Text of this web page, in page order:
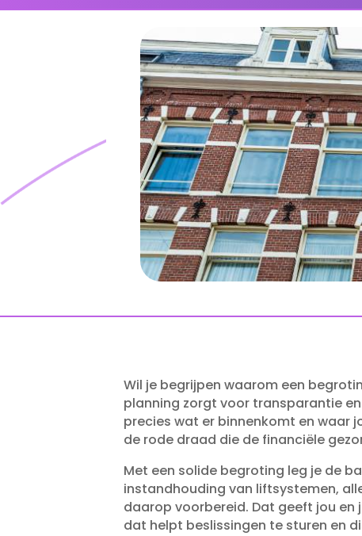
Wil je begrijpen waarom een
planning zorgt voor transparantie
precies wat er binnenkomt en waar
de rode draad die de financiële
Met een solide begroting leg je de
instandhouding van liftsystemen,
daarop voorbereid.​ Dat geeft jou en
dat helpt beslissingen te sturen en